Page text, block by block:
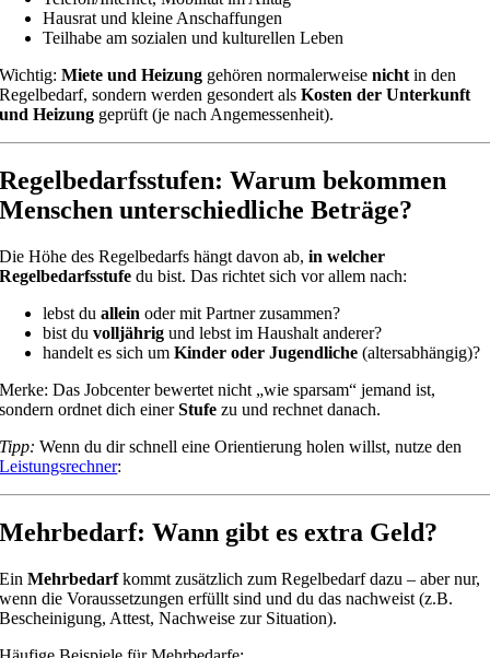
Hausrat und kleine Anschaffungen
Teilhabe am sozialen und kulturellen Leben
Wichtig:Miete und Heizung gehören normalerweisenichtin den
Regelbedarf, sondern werden gesondert alsKosten der Unterkunft
und Heizung geprüft (je nach Angemessenheit).
Regelbedarfsstufen: Warum bekommen
Menschen unterschiedliche Beträge?
Die Höhe des Regelbedarfs hängt davon ab,in welcher
Regelbedarfsstufe du bist. Das richtet sich vor allem nach:
lebst duallein oder mit Partner zusammen?
bist duvolljährig und lebst im Haushalt anderer?
handelt es sich umKinder oder Jugendliche (altersabhängig)?
Merke: Das Jobcenter bewertet nicht „wie sparsam“ jemand ist,
sondern ordnet dich einerStufe zu und rechnet danach.
Tipp: Wenn du dir schnell eine Orientierung holen willst, nutze den
Leistungsrechner:
Mehrbedarf: Wann gibt es extra Geld?
EinMehrbedarfkommt zusätzlich zum Regelbedarf dazu – aber nur,
wenn die Voraussetzungen erfüllt sind und du das nachweist (z.B.
Bescheinigung, Attest, Nachweise zur Situation).